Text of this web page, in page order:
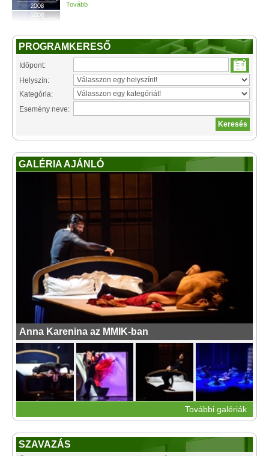
Tovább
PROGRAMKERESŐ
Időpont:
Helyszín:
Kategória:
Esemény neve:
GALÉRIA AJÁNLÓ
Anna Karenina az MMIK-ban
További galériák
SZAVAZÁS